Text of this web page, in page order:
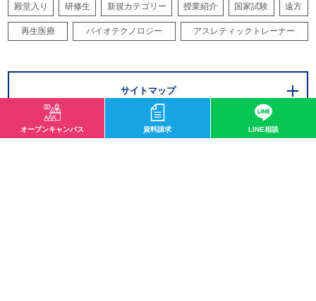
殿堂入り 研修生 新規カテゴリー 授業紹介 国家試験 遠方
再生医療 バイオテクノロジー アスレティックトレーナー
サイトマップ
オープンキャンパス 資料請求 LINE相談